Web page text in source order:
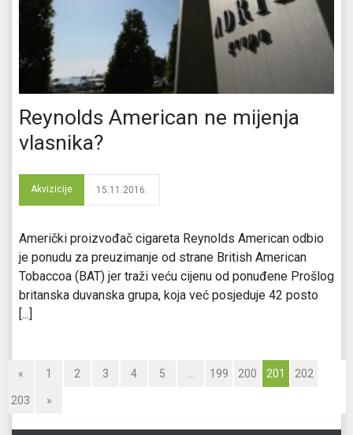
Reynolds American ne mijenja
vlasnika?
Akvizicije 15.11.2016.
Američki proizvođač cigareta Reynolds American odbio
je ponudu za preuzimanje od strane British American
Tobaccoa (BAT) jer traži veću cijenu od ponuđene Prošlog
britanska duvanska grupa, koja već posjeduje 42 posto
[...]
« 1 2 3 4 5 199 200 201 202
203 »